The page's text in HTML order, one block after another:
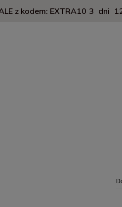
z kodem: EXTRA10 3 dni